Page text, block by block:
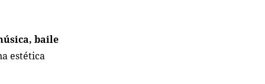
baile
estética